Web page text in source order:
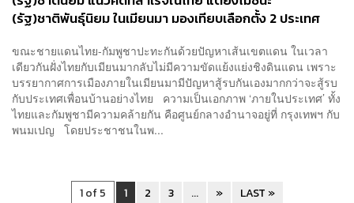
(รัฐ)ชาติพันธุ์นิยม ในเมียนมา มองเทียบเลือกตั้ง 2 ประเทศ
ขณะชายแดนไทย-กัมพูชาปะทะกันด้วยปัญหาเส้นเขตแดน ในเวลา
เดียวกันฝั่งไทยกับเมียนมากลับไม่มีความขัดแย้งแย่งชิงดินแดน เพราะ
บรรยากาศการเมืองภายในเมียนมามีปัญหาสู้รบกันเองมากกว่าจะสู้รบ
กับประเทศเพื่อนบ้านอย่างไทย ความเป็นเอกภาพ ‘ภายในประเทศ’ ทั้ง
ไทยและกัมพูชามีความคล้ายกัน คือศูนย์กลางอำนาจอยู่ที่ กรุงเทพฯ กับ
พนมเปญ โดยประชาชนในพ...
1 of 5 1 2 3 ... » LAST »